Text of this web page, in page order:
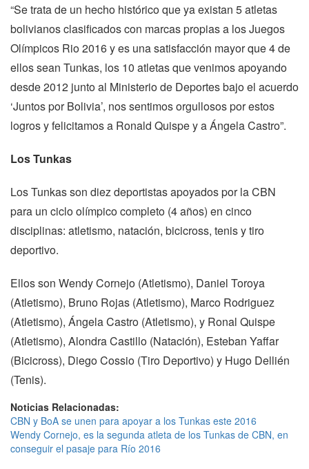
“Se trata de un hecho histórico que ya existan 5 atletas
bolivianos clasificados con marcas propias a los Juegos
Olímpicos Rio 2016 y es una satisfacción mayor que 4 de
ellos sean Tunkas, los 10 atletas que venimos apoyando
desde 2012 junto al Ministerio de Deportes bajo el acuerdo
‘Juntos por Bolivia’, nos sentimos orgullosos por estos
logros y felicitamos a Ronald Quispe y a Ángela Castro”.
Los Tunkas
Los Tunkas son diez deportistas apoyados por la CBN
para un ciclo olímpico completo (4 años) en cinco
disciplinas: atletismo, natación, bicicross, tenis y tiro
deportivo.
Ellos son Wendy Cornejo (Atletismo), Daniel Toroya
(Atletismo), Bruno Rojas (Atletismo), Marco Rodriguez
(Atletismo), Ángela Castro (Atletismo), y Ronal Quispe
(Atletismo), Alondra Castillo (Natación), Esteban Yaffar
(Bicicross), Diego Cossio (Tiro Deportivo) y Hugo Dellién
(Tenis).
Noticias Relacionadas:
CBN y BoA se unen para apoyar a los Tunkas este 2016
Wendy Cornejo, es la segunda atleta de los Tunkas de CBN, en
conseguir el pasaje para Río 2016